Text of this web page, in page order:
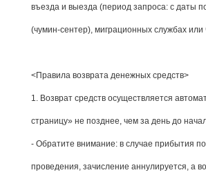
въезда и выезда (период запроса: с даты
(чумин-сентер), миграционных службах или
<Правила возврата денежных средств>
1. Возврат средств осуществляется
страницу» не позднее, чем за день до
- Обратите внимание: в случае прибытия
проведения, зачисление аннулируется, а